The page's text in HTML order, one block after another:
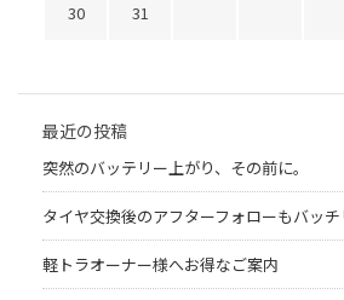
30
31
最近の投稿
突然のバッテリー上がり、その前に。
タイヤ交換後のアフターフォローもバッ
軽トラオーナー様へお得なご案内